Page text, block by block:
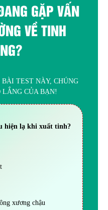
GẶP VẤN
VỀ TINH
TEST NÀY, CHÚNG
CỦA BẠN!
hiện lạ khi xuất tinh?
xương chậu